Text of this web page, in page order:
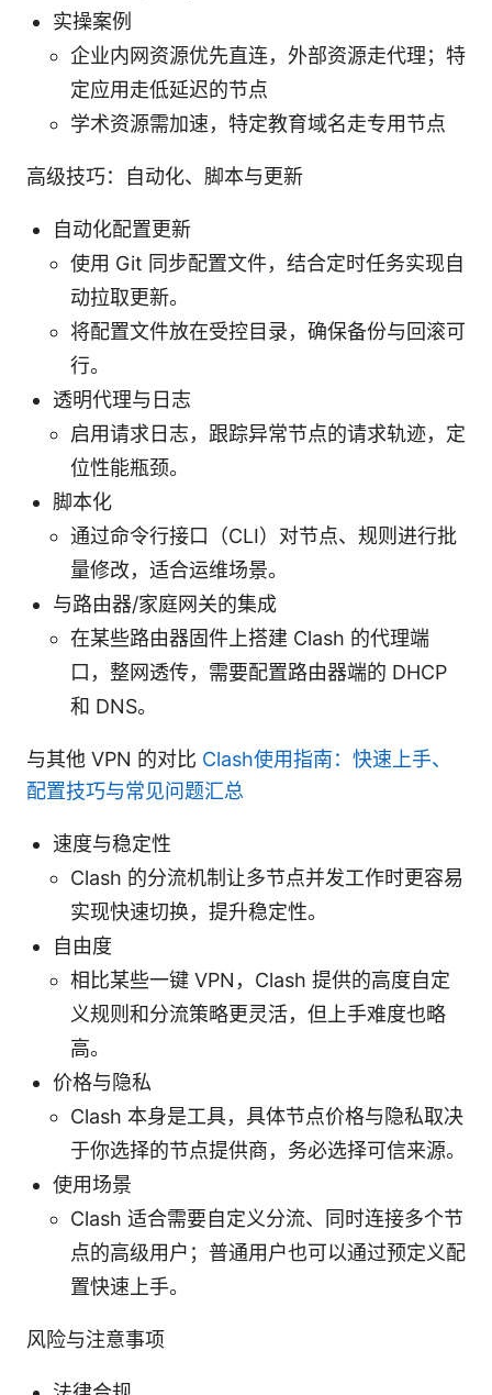
实操案例
企业内网资源优先直连，外部资源走代理；特
定应用走低延迟的节点
学术资源需加速，特定教育域名走专用节点
高级技巧：自动化、脚本与更新
自动化配置更新
使用 Git 同步配置文件，结合定时任务实现自
动拉取更新。
将配置文件放在受控目录，确保备份与回滚可
行。
透明代理与日志
启用请求日志，跟踪异常节点的请求轨迹，定
位性能瓶颈。
脚本化
通过命令行接口（CLI）对节点、规则进行批
量修改，适合运维场景。
与路由器/家庭网关的集成
在某些路由器固件上搭建 Clash 的代理端
口，整网透传，需要配置路由器端的 DHCP
和 DNS。
与其他 VPN 的对比 Clash使用指南：快速上手、
配置技巧与常见问题汇总
速度与稳定性
Clash 的分流机制让多节点并发工作时更容易
实现快速切换，提升稳定性。
自由度
相比某些一键 VPN，Clash 提供的高度自定
义规则和分流策略更灵活，但上手难度也略
高。
价格与隐私
Clash 本身是工具，具体节点价格与隐私取决
于你选择的节点提供商，务必选择可信来源。
使用场景
Clash 适合需要自定义分流、同时连接多个节
点的高级用户；普通用户也可以通过预定义配
置快速上手。
风险与注意事项